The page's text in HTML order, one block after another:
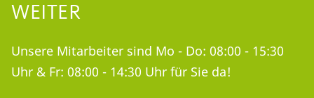
WEITER
Unsere Mitarbeiter sind Mo - Do: 08:00 - 15:30
Uhr & Fr: 08:00 - 14:30 Uhr für Sie da!